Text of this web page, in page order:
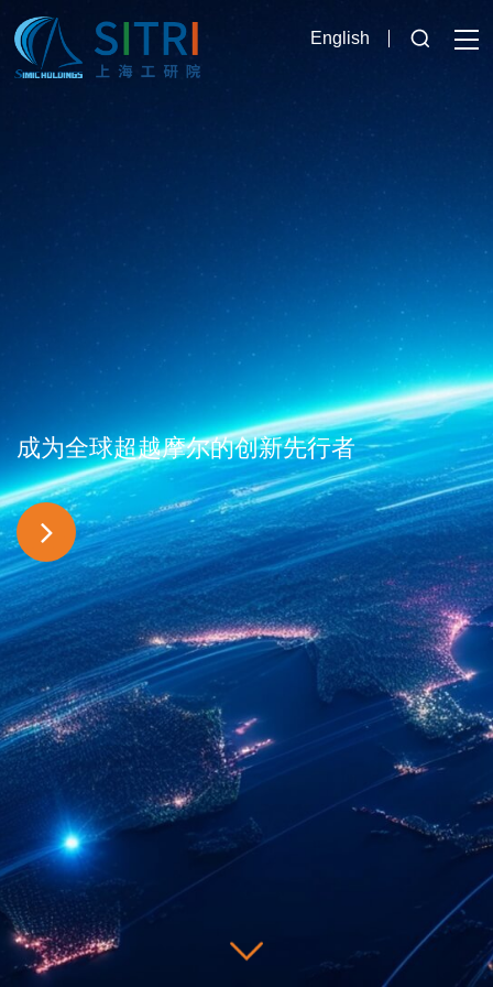
English
成为全球超越摩尔的创新先行者
智能传感器 生物芯片
特色工艺能力 系统集成
测试服务 知识产权服务
法律服务
基本概况 培育孵化 产业活动
基本概况 导师队伍 联培动态
学术交流
通知公告
最新动态
“芯”科技党建 嘉芯荟
联系我们
地址：中国上海市嘉定区城北路235号
电话：021-69923266
邮箱：info@sitri.com，marketing@sitri.com
邮编：201800
微信公众号 微信视频号
上海工研院 ©（2013-
沪ICP备13037173号-7